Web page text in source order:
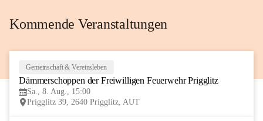
Kommende Veranstaltungen
Gemeinschaft & Vereinsleben
Dämmerschoppen der Freiwilligen Feuerwehr Prigglitz
Sa., 8. Aug., 15:00
Prigglitz 39, 2640 Prigglitz, AUT